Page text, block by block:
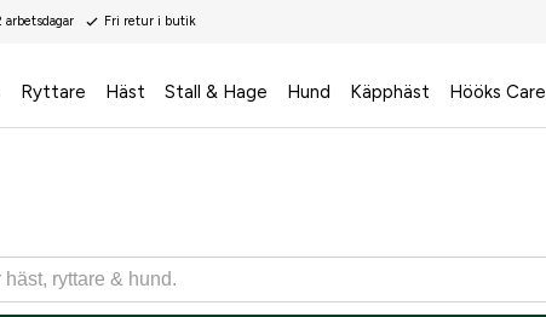
Fri retur i butik
Ryttare Häst Stall & Hage Hund Käpphäst Hööks Care